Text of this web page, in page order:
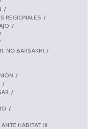
REGIONALES
NO BARSAKH!
HABITAT III.